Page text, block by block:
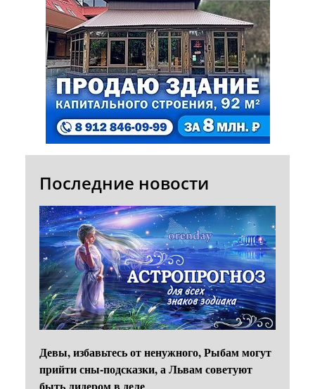
Последние новости
Девы, избавьтесь от ненужного, Рыбам могут
прийти сны-подсказки, а Львам советуют
быть лидером в деле